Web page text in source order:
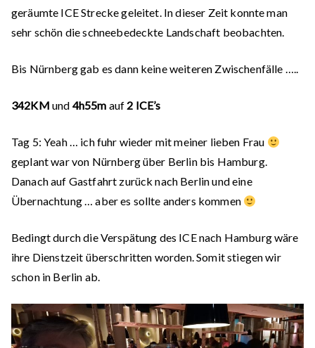
geräumte ICE Strecke geleitet. In dieser Zeit konnte man
sehr schön die schneebedeckte Landschaft beobachten.
Bis Nürnberg gab es dann keine weiteren Zwischenfälle …..
342KM und 4h55m auf 2 ICE’s
Tag 5: Yeah … ich fuhr wieder mit meiner lieben Frau
geplant war von Nürnberg über Berlin bis Hamburg.
Danach auf Gastfahrt zurück nach Berlin und eine
Übernachtung … aber es sollte anders kommen
Bedingt durch die Verspätung des ICE nach Hamburg wäre
ihre Dienstzeit überschritten worden. Somit stiegen wir
schon in Berlin ab.